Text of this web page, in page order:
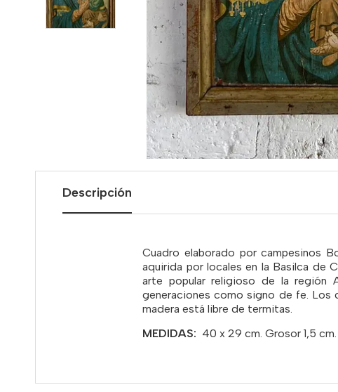
Descripción
Cuadro elaborado por campesinos
aquirida por locales en la Basilca de
arte popular religioso de la región
generaciones como signo de fe. Los
madera está libre de termitas.
MEDIDAS: 40 x 29 cm. Grosor 1,5 cm.